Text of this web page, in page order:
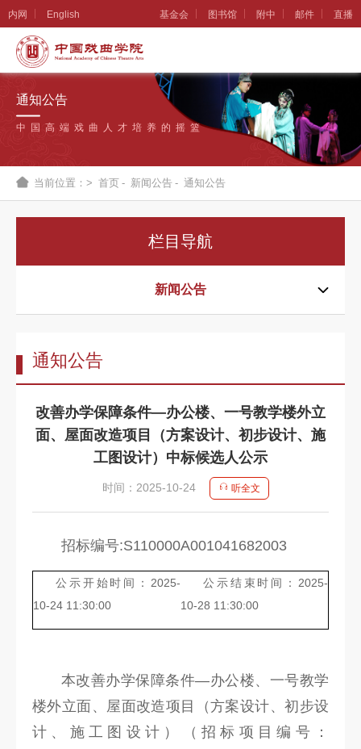
内网 English 基金会 图书馆 附中 邮件 直播
学
院
概
况
织
机
通知公告
中国高端戏曲人才培养的摇篮
当前位置：> 首页 - 新闻公告 - 通知公告
栏目导航
新闻公告
通知公告
改善办学保障条件—办公楼、一号教学楼外立
面、屋面改造项目（方案设计、初步设计、施
工图设计）中标候选人公示
时间：2025-10-24 听全文
招标编号:S110000A001041682003
公示开始时间：2025-
10-24 11:30:00
公示结束时间：2025-
10-28 11:30:00
本改善办学保障条件—办公楼、一号教学
楼外立面、屋面改造项目（方案设计、初步设
计、施工图设计）（招标项目编号：